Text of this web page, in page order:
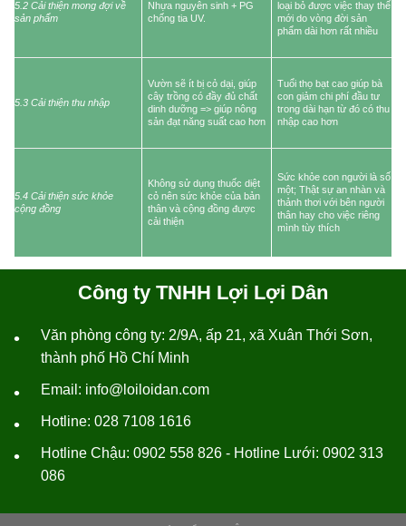
5.2 Cải thiện mong đợi về
sản phẩm
Nhựa nguyên sinh + PG
chống tia UV.
loại bỏ được việc thay thế
mới do vòng đời sản
phẩm dài hơn rất nhiều
5.3 Cải thiện thu nhập
Vườn sẽ ít bị cỏ dại, giúp
cây trồng có đầy đủ chất
dinh dưỡng => giúp nông
sản đạt năng suất cao hơn
Tuổi thọ bạt cao giúp bà
con giảm chi phí đầu tư
trong dài hạn từ đó có thu
nhập cao hơn
5.4 Cải thiện sức khỏe
cộng đồng
Không sử dụng thuốc diệt
cỏ nên sức khỏe của bản
thân và cộng đồng được
cải thiện
Sức khỏe con người là số
một; Thật sự an nhàn và
thảnh thơi với bên người
thân hay cho việc riêng
mình tùy thích
Công ty TNHH Lợi Lợi Dân
•
Văn phòng công ty: 2/9A, ấp 21, xã Xuân Thới Sơn,
thành phố Hồ Chí Minh
• Email: info@loiloidan.com
• Hotline: 028 7108 1616
•
Hotline Chậu: 0902 558 826 - Hotline Lưới: 0902 313
086